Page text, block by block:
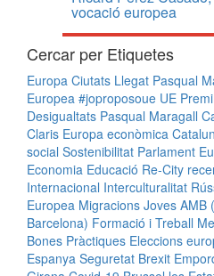
vocació europea
Cercar per Etiquetes
Europa Ciutats Llegat Pasqual
Europea #joproposoue UE Premi
Desigualtats Pasqual Maragall
Claris Europa econòmica
social Sostenibilitat Parlament
Economia Educació Re-City
Internacional Interculturalitat
Europea Migracions Joves AMB
Barcelona) Formació i Treball
Bones Pràctiques Eleccions
Espanya Seguretat Brexit